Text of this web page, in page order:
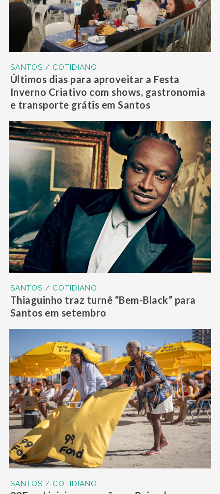
SANTOS / COTIDIANO
Últimos dias para aproveitar a Festa
Inverno Criativo com shows, gastronomia
e transporte grátis em Santos
SANTOS / COTIDIANO
Thiaguinho traz turnê “Bem-Black” para
Santos em setembro
SANTOS / COTIDIANO